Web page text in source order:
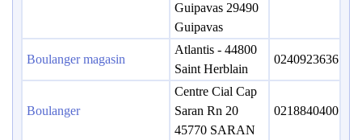
Guipavas 29490
Guipavas
Boulanger magasin
Atlantis - 44800
Saint Herblain
0240923636
Boulanger
Centre Cial Cap
Saran Rn 20
45770 SARAN
0218840400